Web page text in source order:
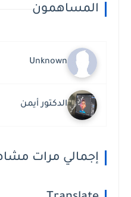
المساهمون
Unknown
الدكتور أيمن
إجمالي مرات